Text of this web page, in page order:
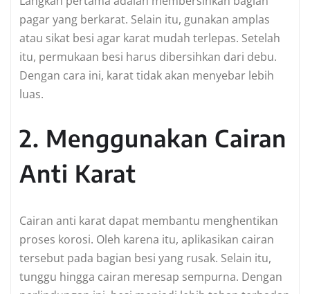
pagar yang berkarat. Selain itu, gunakan amplas
atau sikat besi agar karat mudah terlepas. Setelah
itu, permukaan besi harus dibersihkan dari debu.
Dengan cara ini, karat tidak akan menyebar lebih
luas.
2. Menggunakan Cairan
Anti Karat
Cairan anti karat dapat membantu menghentikan
proses korosi. Oleh karena itu, aplikasikan cairan
tersebut pada bagian besi yang rusak. Selain itu,
tunggu hingga cairan meresap sempurna. Dengan